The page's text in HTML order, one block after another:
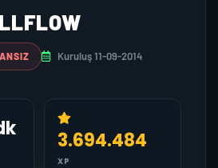
Kuruluş 11-09-2014
3.694.484
XP